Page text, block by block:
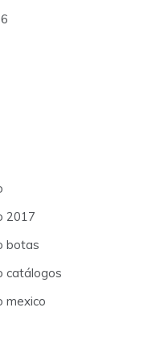
2017
botas
catálogos
mexico